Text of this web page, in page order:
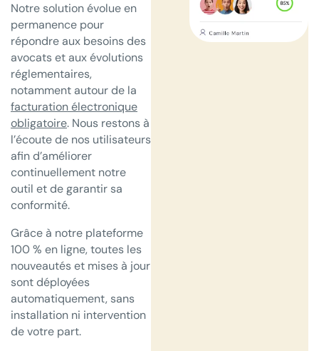
Notre solution évolue en
permanence pour
répondre aux besoins des
avocats et aux évolutions
réglementaires,
notamment autour de la
facturation électronique
obligatoire. Nous restons à
l’écoute de nos utilisateurs
afin d’améliorer
continuellement notre
outil et de garantir sa
conformité.
Grâce à notre plateforme
100 % en ligne, toutes les
nouveautés et mises à jour
sont déployées
automatiquement, sans
installation ni intervention
de votre part.